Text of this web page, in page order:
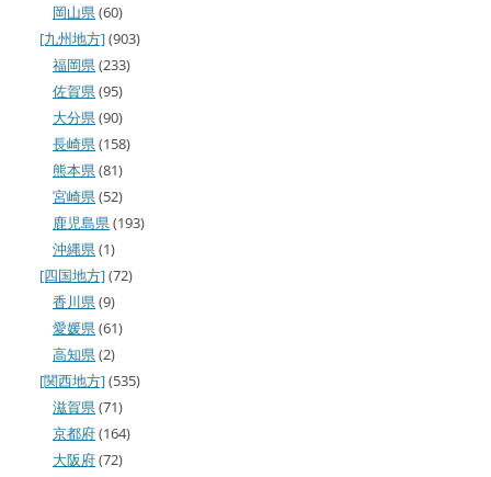
岡山県(60)
[九州地方](903)
福岡県(233)
佐賀県(95)
大分県(90)
長崎県(158)
熊本県(81)
宮崎県(52)
鹿児島県(193)
沖縄県(1)
[四国地方](72)
香川県(9)
愛媛県(61)
高知県(2)
[関西地方](535)
滋賀県(71)
京都府(164)
大阪府(72)